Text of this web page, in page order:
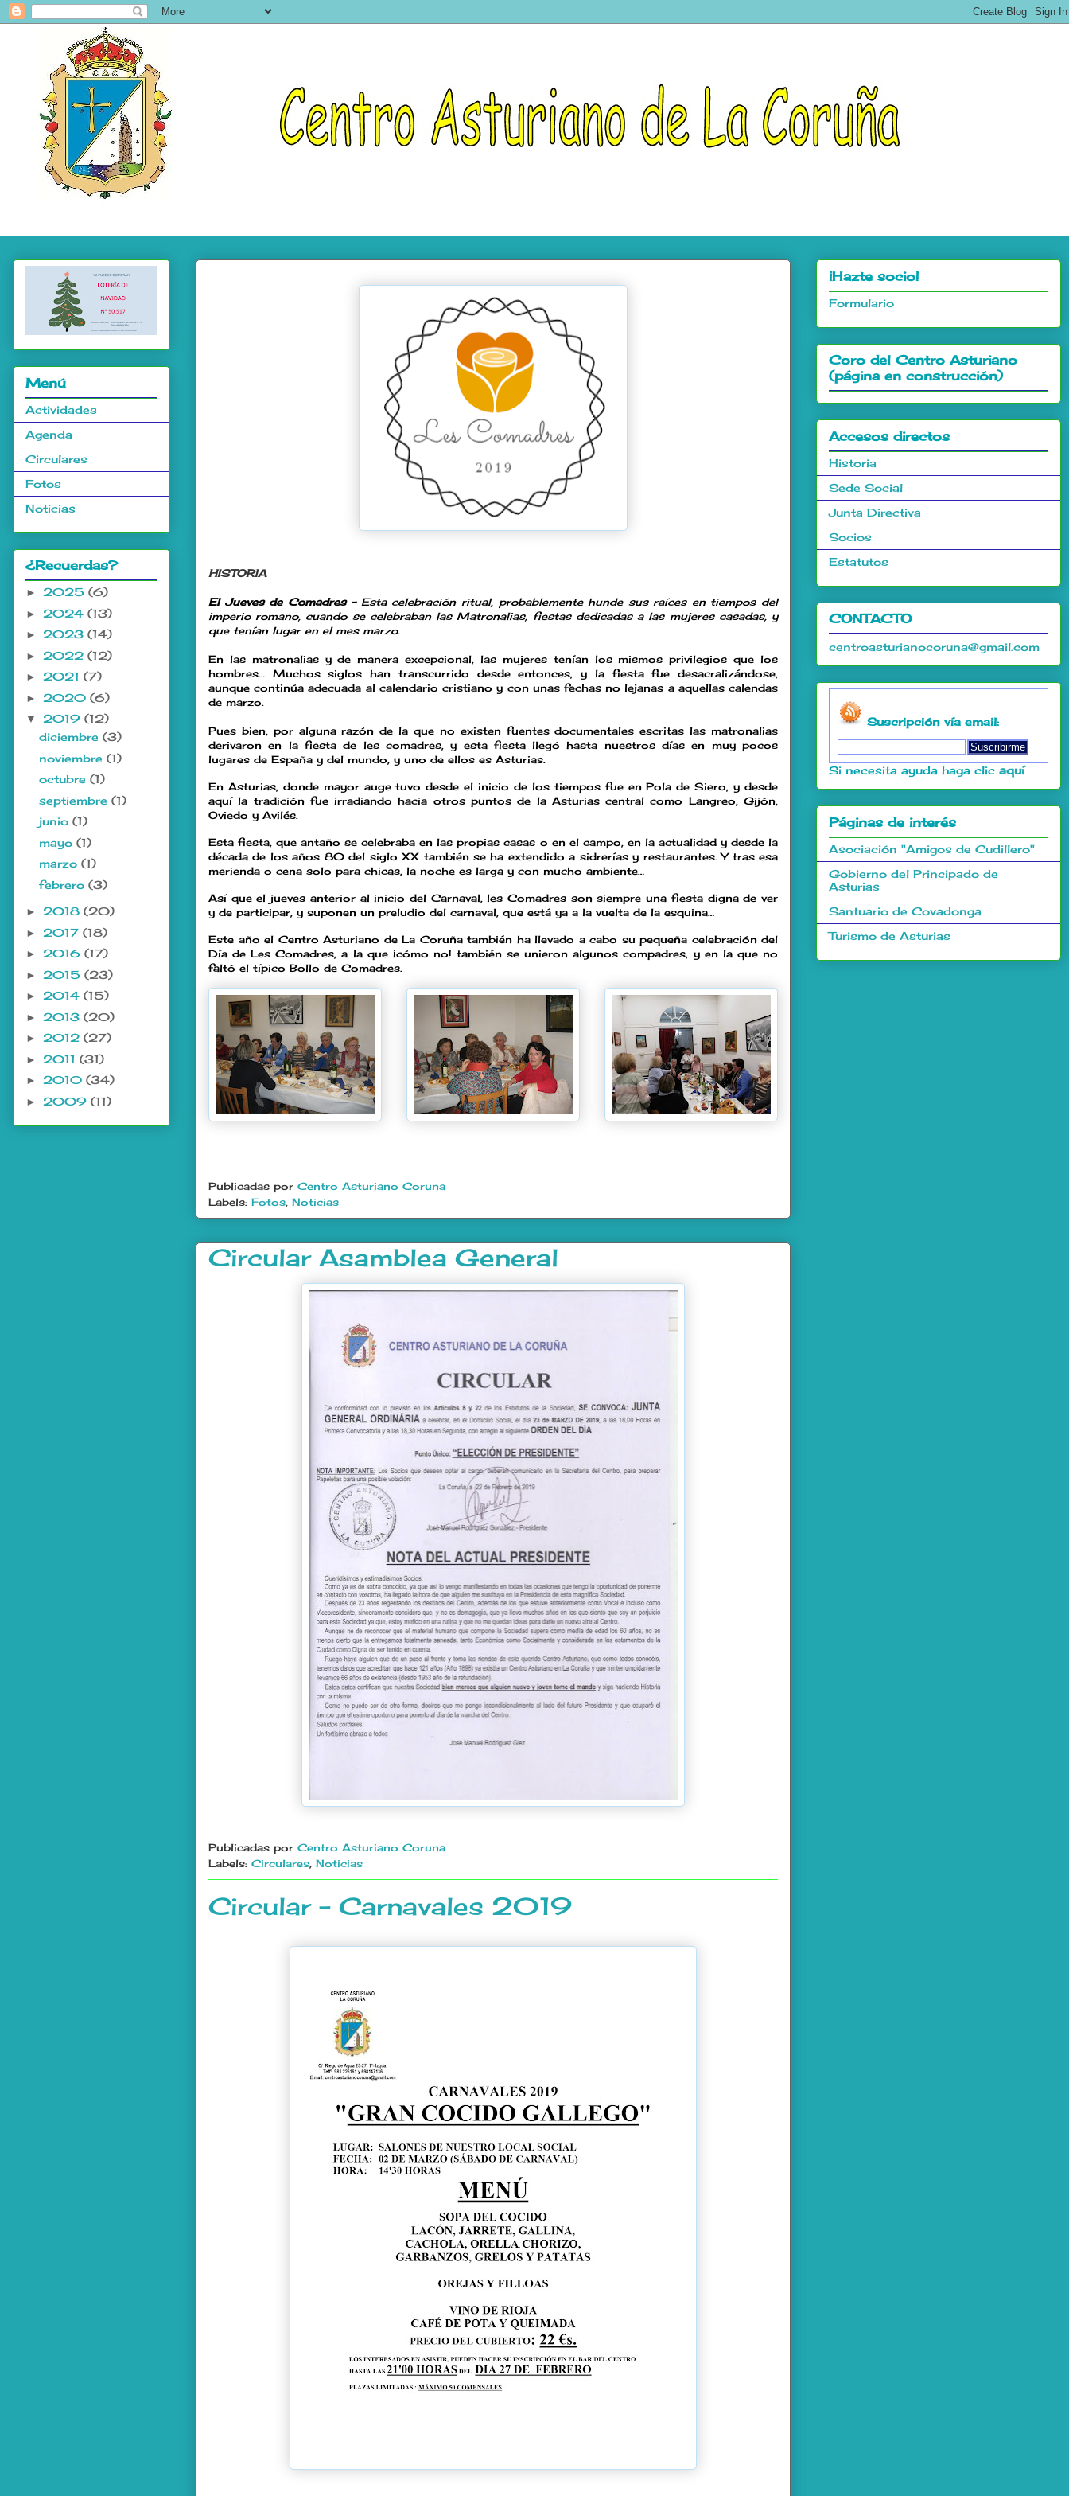
HISTORIA
El Jueves de Comadres - Esta celebración ritual, probablemente hunde sus raíces en tiempos del
imperio romano, cuando se celebraban las Matronalias, fiestas dedicadas a las mujeres casadas, y
que tenían lugar en el mes marzo.
En las matronalias y de manera excepcional, las mujeres tenían los mismos privilegios que los
hombres… Muchos siglos han transcurrido desde entonces, y la fiesta fue desacralizándose,
aunque continúa adecuada al calendario cristiano y con unas fechas no lejanas a aquellas calendas
de marzo.
Pues bien, por alguna razón de la que no existen fuentes documentales escritas las matronalias
derivaron en la fiesta de les comadres, y esta fiesta llegó hasta nuestros días en muy pocos
lugares de España y del mundo, y uno de ellos es Asturias.
En Asturias, donde mayor auge tuvo desde el inicio de los tiempos fue en Pola de Siero, y desde
aquí la tradición fue irradiando hacia otros puntos de la Asturias central como Langreo, Gijón,
Oviedo y Avilés.
Esta fiesta, que antaño se celebraba en las propias casas o en el campo, en la actualidad y desde la
década de los años 80 del siglo XX también se ha extendido a sidrerías y restaurantes. Y tras esa
merienda o cena solo para chicas, la noche es larga y con mucho ambiente…
Así que el jueves anterior al inicio del Carnaval, les Comadres son siempre una fiesta digna de ver
y de participar, y suponen un preludio del carnaval, que está ya a la vuelta de la esquina…
Este año el Centro Asturiano de La Coruña también ha llevado a cabo su pequeña celebración del
Día de Les Comadres, a la que ¡cómo no! también se unieron algunos compadres, y en la que no
faltó el típico Bollo de Comadres.
Publicadas por Centro Asturiano Coruna
Labels: Fotos, Noticias
Circular Asamblea General
Publicadas por Centro Asturiano Coruna
Labels: Circulares, Noticias
Circular - Carnavales 2019
Menú
Actividades
Agenda
Circulares
Fotos
Noticias
¿Recuerdas?
► 2025 (6)
► 2024 (13)
► 2023 (14)
► 2022 (12)
► 2021 (7)
► 2020 (6)
▼ 2019 (12)
diciembre (3)
noviembre (1)
octubre (1)
septiembre (1)
junio (1)
mayo (1)
marzo (1)
febrero (3)
► 2018 (20)
► 2017 (18)
► 2016 (17)
► 2015 (23)
► 2014 (15)
► 2013 (20)
► 2012 (27)
► 2011 (31)
► 2010 (34)
► 2009 (11)
¡Hazte socio!
Formulario
Coro del Centro Asturiano
(página en construcción)
Accesos directos
Historia
Sede Social
Junta Directiva
Socios
Estatutos
CONTACTO
centroasturianocoruna@gmail.com
Suscripción vía email:
Si necesita ayuda haga clic aquí
Páginas de interés
Asociación "Amigos de Cudillero"
Gobierno del Principado de
Asturias
Santuario de Covadonga
Turismo de Asturias